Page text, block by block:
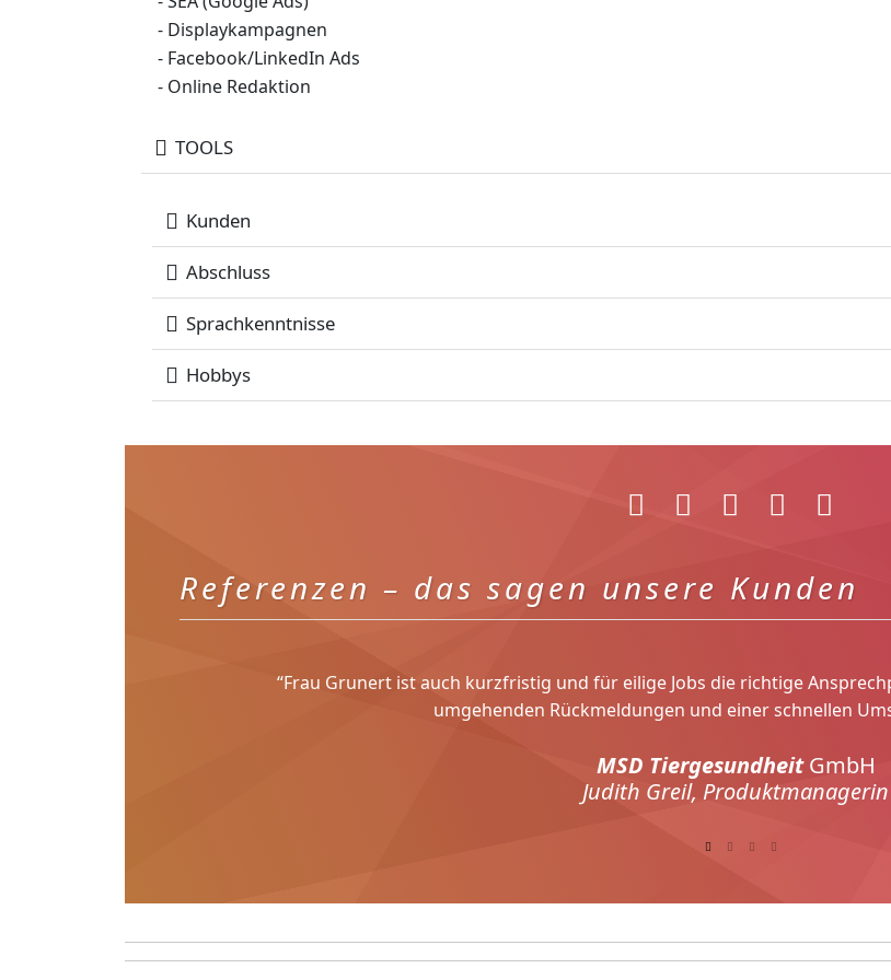
- Displaykampagnen
- Facebook/LinkedIn Ads
- Online Redaktion
TOOLS
Kunden
Abschluss
Sprachkenntnisse
Hobbys
Referenzen – das sagen unsere Kunden
“Frau Grunert ist auch kurzfristig und für eilige Jobs die richtige
umgehenden Rückmeldungen und einer schnellen
MSD TiergesundheitGmbH
Judith Greil, Produktmanagerin